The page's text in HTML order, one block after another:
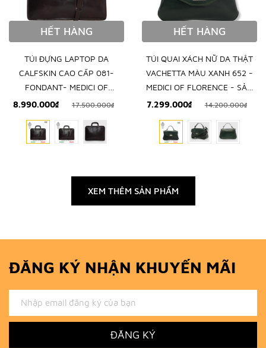
HẾT HÀNG
TÚI ĐỰNG LAPTOP DA
CALFSKIN CAO CẤP 081-
FONDANT- MEDICI OF
FLORENCE - SẢN XUẤT THỦ
8.990.000₫ 17.500.000₫
HẾT HÀNG
TÚI QUAI XÁCH NỮ DA THẬT
VACHETTA MÀU XANH 652 -
MEDICI OF FLORENCE - SẢN
XUẤT THỦ CÔNG TẠI ITALIA
7.299.000₫ 14.200.000₫
XEM THÊM SẢN PHẨM
ĐĂNG KÝ NHẬN KHUYẾN MÃI
ĐĂNG KÝ